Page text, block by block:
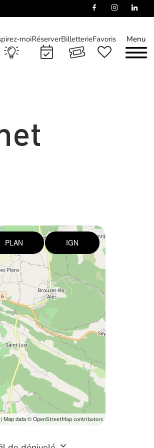
Menu
moiRéserverBilletterieFavoris
PLAN IGN
| Map data ©OpenStreetMap contributors